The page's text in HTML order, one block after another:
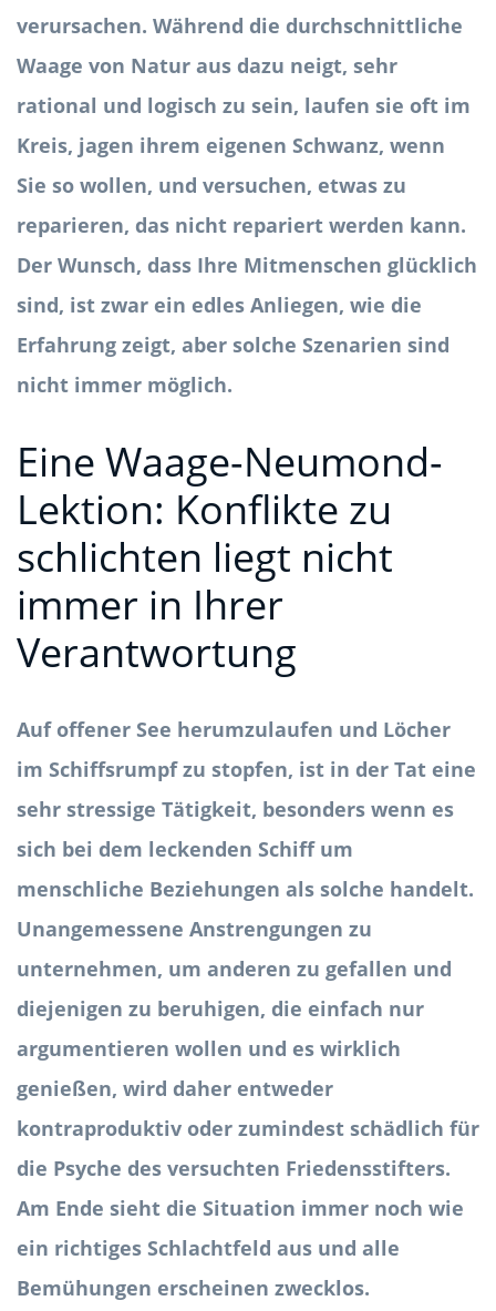
verursachen. Während die durchschnittliche
Waage von Natur aus dazu neigt, sehr
rational und logisch zu sein, laufen sie oft im
Kreis, jagen ihrem eigenen Schwanz, wenn
Sie so wollen, und versuchen, etwas zu
reparieren, das nicht repariert werden kann.
Der Wunsch, dass Ihre Mitmenschen glücklich
sind, ist zwar ein edles Anliegen, wie die
Erfahrung zeigt, aber solche Szenarien sind
nicht immer möglich.
Eine Waage-Neumond-
Lektion: Konflikte zu
schlichten liegt nicht
immer in Ihrer
Verantwortung
Auf offener See herumzulaufen und Löcher
im Schiffsrumpf zu stopfen, ist in der Tat eine
sehr stressige Tätigkeit, besonders wenn es
sich bei dem leckenden Schiff um
menschliche Beziehungen als solche handelt.
Unangemessene Anstrengungen zu
unternehmen, um anderen zu gefallen und
diejenigen zu beruhigen, die einfach nur
argumentieren wollen und es wirklich
genießen, wird daher entweder
kontraproduktiv oder zumindest schädlich für
die Psyche des versuchten Friedensstifters.
Am Ende sieht die Situation immer noch wie
ein richtiges Schlachtfeld aus und alle
Bemühungen erscheinen zwecklos.